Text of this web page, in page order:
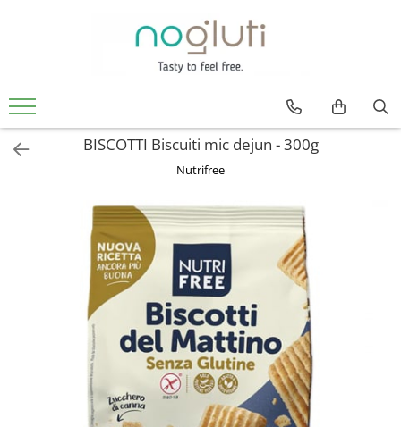
Biscuiti fara gluten
Cereale fara gluten
Faina fara gluten
Snacks fara gluten
BISCOTTI Biscuiti mic dejun - 300g
Nutrifree